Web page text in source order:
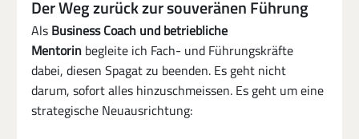
Der Weg zurück zur souveränen Führung
Als Business Coach und betriebliche
Mentorin begleite ich Fach- und Führungskräfte
dabei, diesen Spagat zu beenden. Es geht nicht
darum, sofort alles hinzuschmeissen. Es geht um eine
strategische Neuausrichtung: